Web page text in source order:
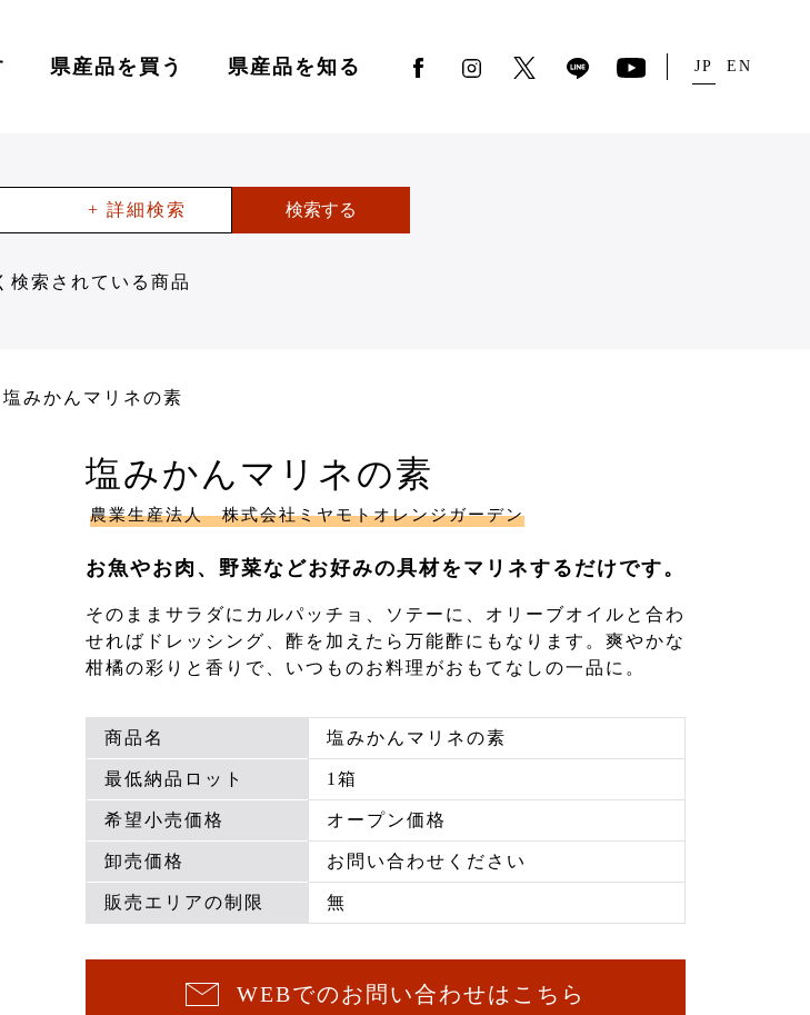
県産品を買う 県産品を知る JP EN
+ 詳細検索 検索する
検索されている商品
塩みかんマリネの素
塩みかんマリネの素
農業生産法人 株式会社ミヤモトオレンジガーデン
お魚やお肉、野菜などお好みの具材をマリネするだけです。
そのままサラダにカルパッチョ、ソテーに、オリーブオイルと合わ
せればドレッシング、酢を加えたら万能酢にもなります。爽やかな
柑橘の彩りと香りで、いつものお料理がおもてなしの一品に。
商品名 塩みかんマリネの素
最低納品ロット 1箱
希望小売価格 オープン価格
卸売価格 お問い合わせください
販売エリアの制限 無
WEBでのお問い合わせはこちら